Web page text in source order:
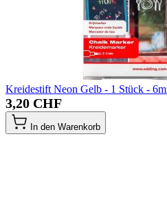
Kreidestift Neon Gelb - 1 Stück -
3,20 CHF
In den Warenkorb